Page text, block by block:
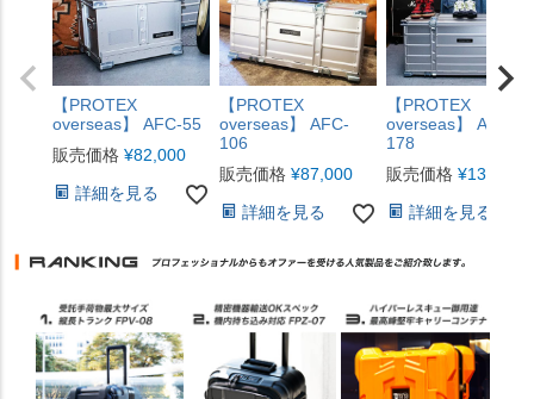
【PROTEX
overseas】 AFC-55
販売価格 ¥82,000
詳細を見る
【PROTEX
overseas】 AFC-
106
販売価格 ¥87,000
詳細を見る
【PROTEX
overseas】 AFC-
178
販売価格 ¥132,000
詳細を見る